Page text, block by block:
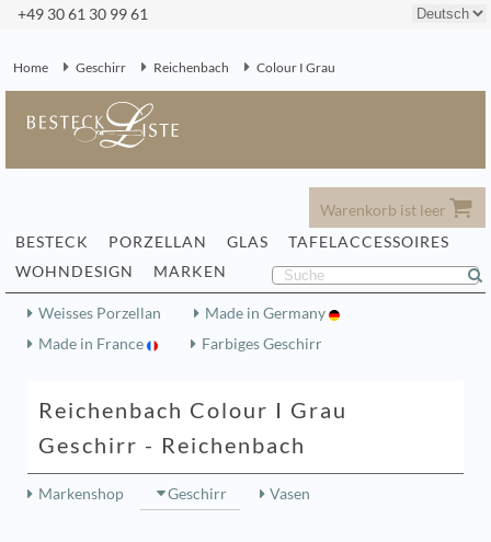
+49 30 61 30 99 61
Home Geschirr Reichenbach Colour I Grau
Warenkorb ist leer
BESTECK
PORZELLAN GLAS
TAFELACCESSOIRES
WOHNDESIGN
MARKEN
Weisses Porzellan
Made in Germany
Made in France
Farbiges Geschirr
Reichenbach Colour I Grau
Geschirr - Reichenbach
Markenshop Geschirr Vasen